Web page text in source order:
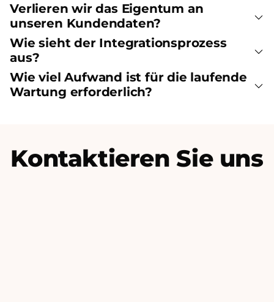
Verlieren wir das Eigentum an
unseren Kundendaten?
Wie sieht der Integrationsprozess
aus?
Wie viel Aufwand ist für die laufende
Wartung erforderlich?
Kontaktieren Sie uns